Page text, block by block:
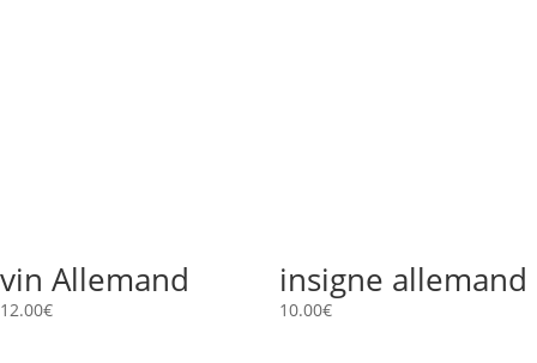
vin Allemand
12.00€
insigne allemand
10.00€